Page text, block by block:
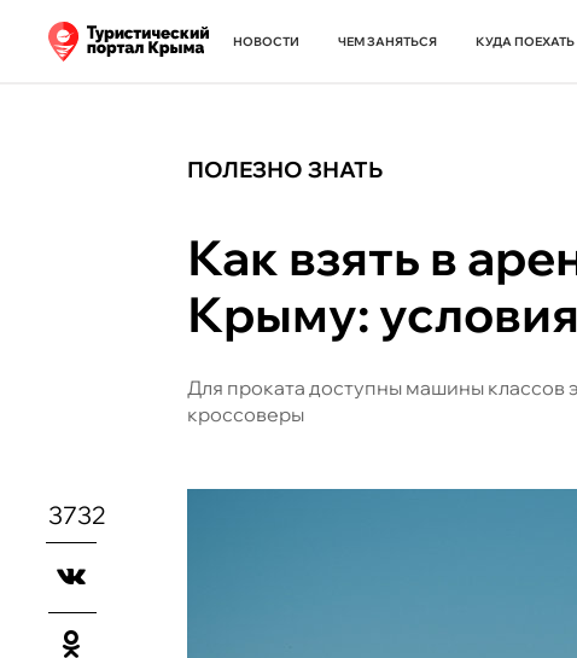
НОВОСТИ ЧЕМ ЗАНЯТЬСЯ КУДА ПОЕХАТЬ
ПОЛЕЗНО ЗНАТЬ
Как взять в
Крыму:
Для проката доступны машины классов
кроссоверы
3732